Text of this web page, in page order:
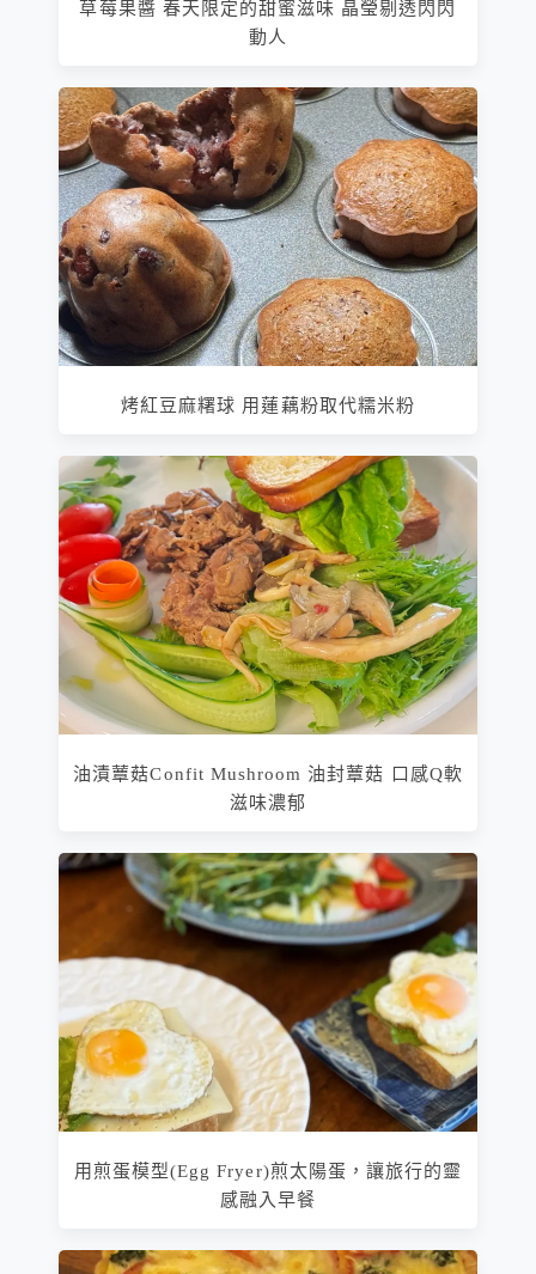
草莓果醬 春天限定的甜蜜滋味 晶瑩剔透閃閃
動人
烤紅豆麻糬球 用蓮藕粉取代糯米粉
油漬蕈菇Confit Mushroom 油封蕈菇 口感Q軟
滋味濃郁
用煎蛋模型(Egg Fryer)煎太陽蛋，讓旅行的靈
感融入早餐